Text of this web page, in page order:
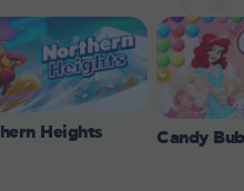
Heights Candy